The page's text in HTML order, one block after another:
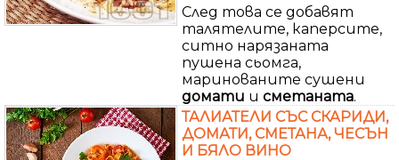
След това се добавят
талятелите, каперсите,
ситно нарязаната
пушена сьомга,
маринованите сушени
домати и сметаната.
ТАЛИАТЕЛИ СЪС СКАРИДИ,
ДОМАТИ, СМЕТАНА, ЧЕСЪН
И БЯЛО ВИНО